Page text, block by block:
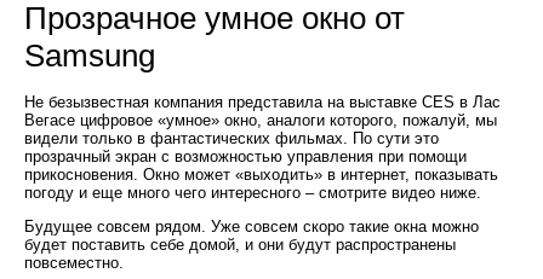
Прозрачное умное окно от
Samsung
Не безызвестная компания представила на выставке CES в Лас
Вегасе цифровое «умное» окно, аналоги которого, пожалуй, мы
видели только в фантастических фильмах. По сути это
прозрачный экран с возможностью управления при помощи
прикосновения. Окно может «выходить» в интернет, показывать
погоду и еще много чего интересного – смотрите видео ниже.
Будущее совсем рядом. Уже совсем скоро такие окна можно
будет поставить себе домой, и они будут распространены
повсеместно.